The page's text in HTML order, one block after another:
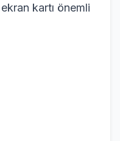
kartı önemli